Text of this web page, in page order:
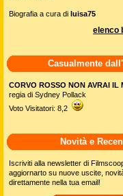
Biografia a cura di luisa75
elenco
Casualmente
CORVO ROSSO NON AVRAI IL
regia di Sydney Pollack
Voto Visitatori: 8,2
Novità e
Iscriviti alla newsletter di
aggiornarto su nuove uscite,
direttamente nella tua email!